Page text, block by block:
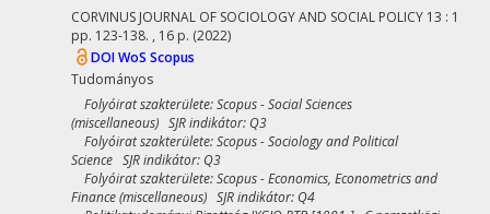
CORVINUS JOURNAL OF SOCIOLOGY AND SOCIAL POLICY 13 : 1
pp. 123-138. , 16 p. (2022)
DOIWoS Scopus
Tudományos
Folyóirat szakterülete: Scopus - Social Sciences
(miscellaneous) SJR indikátor: Q3
Folyóirat szakterülete: Scopus - Sociology and Political
Science SJR indikátor: Q3
Folyóirat szakterülete: Scopus - Economics, Econometrics and
Finance (miscellaneous) SJR indikátor: Q4